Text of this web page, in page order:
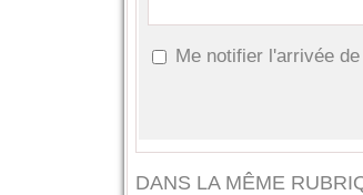
Me notifier l'arrivée
DANS LA MÊME